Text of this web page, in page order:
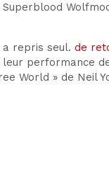
a repris seul. de
performance
World » de Neil